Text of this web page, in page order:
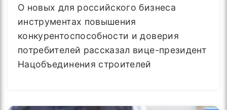
О новых для российского бизнеса
инструментах повышения
конкурентоспособности и доверия
потребителей рассказал вице-президент
Нацобъединения строителей